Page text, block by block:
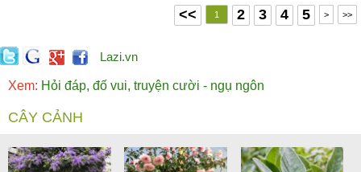
<< 1 2 3 4 5 > >>
Lazi.vn
Xem: Hỏi đáp, đố vui, truyện cười - ngụ ngôn
CÂY CẢNH